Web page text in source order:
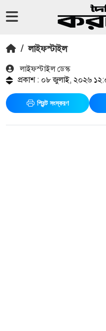
/ লাইফস্টাইল
লাইফস্টাইল ডেস্ক
প্রকাশ : ০৮ জুলাই, ২০২৬
প্রিন্ট সংস্করণ